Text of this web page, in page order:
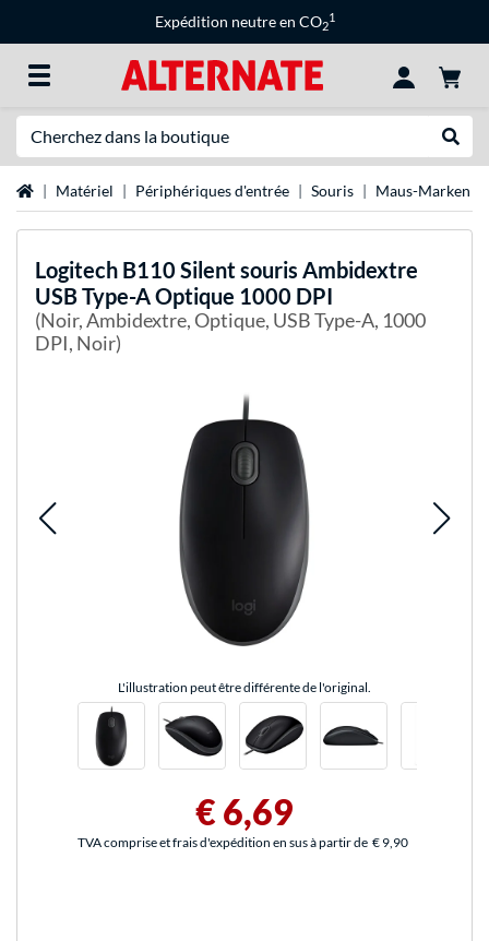
Expédition neutre en CO2
1
Page d'accueil
Matériel Périphériques d'entrée Souris Maus-Marken
Logitech B110 Silent souris Ambidextre
USB Type-A Optique 1000 DPI
(Noir, Ambidextre, Optique, USB Type-A, 1000
DPI, Noir)
L'illustration peut être différente de l'original.
€ 6,69
TVA comprise et frais d'expédition en sus à partir de € 9,90